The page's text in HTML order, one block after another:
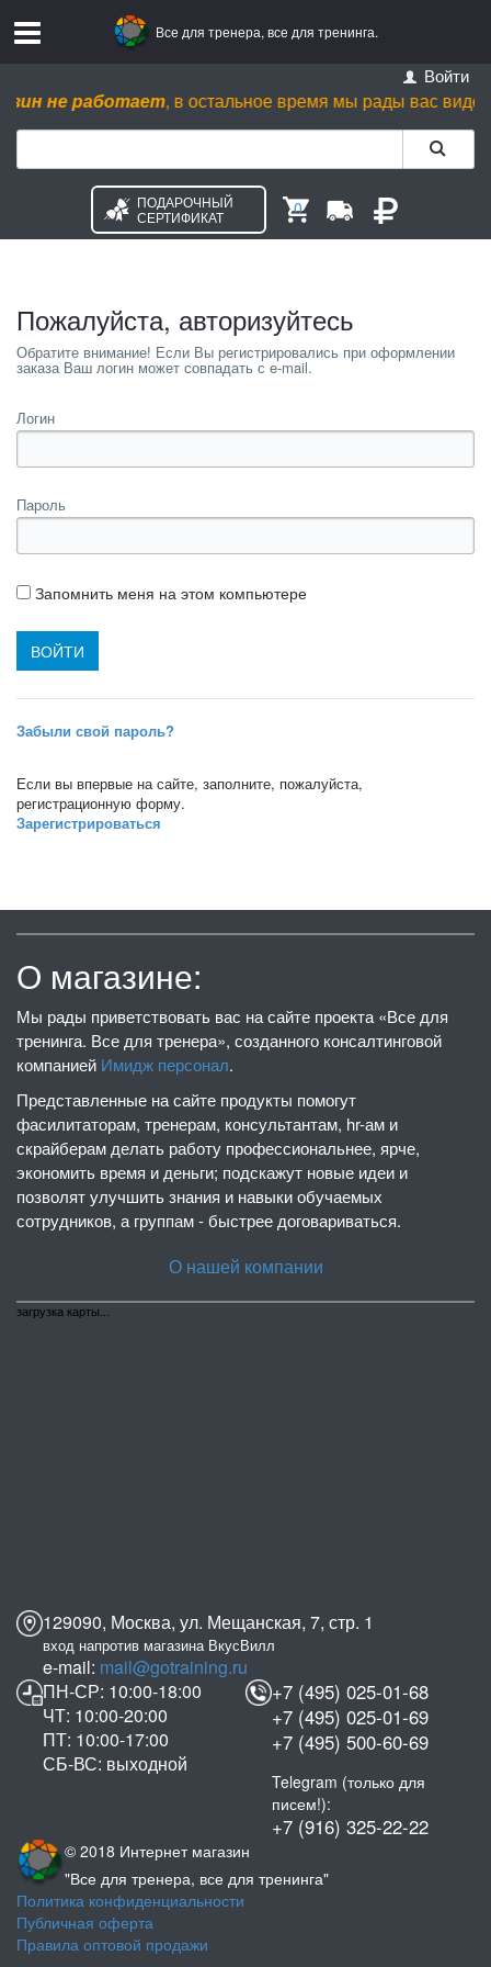
Все для тренера, все для тренинга.
Войти
не работает, в остальное время мы рады вас видеть
ПОДАРОЧНЫЙ
СЕРТИФИКАТ
0
Пожалуйста, авторизуйтесь
Логин
Пароль
Запомнить меня на этом компьютере
Забыли свой пароль?
Если вы впервые на сайте, заполните, пожалуйста,
регистрационную форму.
Зарегистрироваться
загрузка карты...
О магазине:
Мы рады приветствовать вас на сайте проекта «Все для
тренинга. Все для тренера», созданного консалтинговой
компанией Имидж персонал.
Представленные на сайте продукты помогут
фасилитаторам, тренерам, консультантам, hr-ам и
скрайберам делать работу профессиональнее, ярче,
экономить время и деньги; подскажут новые идеи и
позволят улучшить знания и навыки обучаемых
сотрудников, а группам - быстрее договариваться.
О нашей компании
129090, Москва, ул. Мещанская, 7, стр. 1
вход напротив магазина ВкусВилл
e-mail: mail@gotraining.ru
ПН-СР: 10:00-18:00
ЧТ: 10:00-20:00
ПТ: 10:00-17:00
СБ-ВС: выходной
+7 (495) 025-01-68
+7 (495) 025-01-69
+7 (495) 500-60-69
Telegram (только для
писем!):
+7 (916) 325-22-22
© 2018 Интернет магазин
"Все для тренера, все для тренинга"
Политика конфиденциальности
Публичная оферта
Правила оптовой продажи